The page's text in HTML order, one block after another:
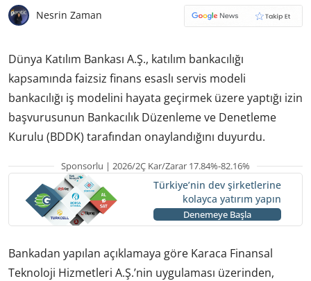
Nesrin Zaman
Dünya Katılım Bankası A.Ş., katılım bankacılığı
kapsamında faizsiz finans esaslı servis modeli
bankacılığı iş modelini hayata geçirmek üzere yaptığı izin
başvurusunun Bankacılık Düzenleme ve Denetleme
Kurulu (BDDK) tarafından onaylandığını duyurdu.
Sponsorlu | 2026/2Ç Kar/Zarar 17.84%-82.16%
Türkiye’nin dev şirketlerine
kolayca yatırım yapın
Denemeye Başla
Bankadan yapılan açıklamaya göre Karaca Finansal
Teknoloji Hizmetleri A.Ş.’nin uygulaması üzerinden,